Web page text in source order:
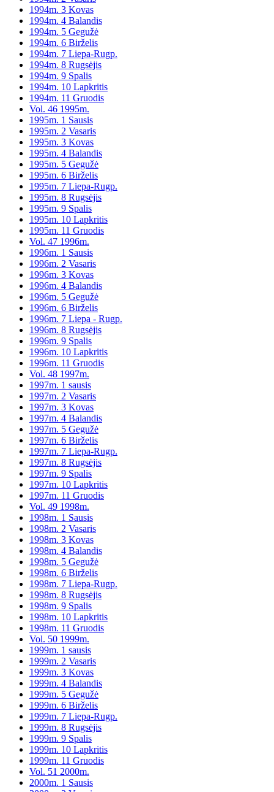
1994m. 3 Kovas
1994m. 4 Balandis
1994m. 5 Gegužė
1994m. 6 Birželis
1994m. 7 Liepa-Rugp.
1994m. 8 Rugsėjis
1994m. 9 Spalis
1994m. 10 Lapkritis
1994m. 11 Gruodis
Vol. 46 1995m.
1995m. 1 Sausis
1995m. 2 Vasaris
1995m. 3 Kovas
1995m. 4 Balandis
1995m. 5 Gegužė
1995m. 6 Birželis
1995m. 7 Liepa-Rugp.
1995m. 8 Rugsėjis
1995m. 9 Spalis
1995m. 10 Lapkritis
1995m. 11 Gruodis
Vol. 47 1996m.
1996m. 1 Sausis
1996m. 2 Vasaris
1996m. 3 Kovas
1996m. 4 Balandis
1996m. 5 Gegužė
1996m. 6 Birželis
1996m. 7 Liepa - Rugp.
1996m. 8 Rugsėjis
1996m. 9 Spalis
1996m. 10 Lapkritis
1996m. 11 Gruodis
Vol. 48 1997m.
1997m. 1 sausis
1997m. 2 Vasaris
1997m. 3 Kovas
1997m. 4 Balandis
1997m. 5 Gegužė
1997m. 6 Birželis
1997m. 7 Liepa-Rugp.
1997m. 8 Rugsėjis
1997m. 9 Spalis
1997m. 10 Lapkritis
1997m. 11 Gruodis
Vol. 49 1998m.
1998m. 1 Sausis
1998m. 2 Vasaris
1998m. 3 Kovas
1998m. 4 Balandis
1998m. 5 Gegužė
1998m. 6 Birželis
1998m. 7 Liepa-Rugp.
1998m. 8 Rugsėjis
1998m. 9 Spalis
1998m. 10 Lapkritis
1998m. 11 Gruodis
Vol. 50 1999m.
1999m. 1 sausis
1999m. 2 Vasaris
1999m. 3 Kovas
1999m. 4 Balandis
1999m. 5 Gegužė
1999m. 6 Birželis
1999m. 7 Liepa-Rugp.
1999m. 8 Rugsėjis
1999m. 9 Spalis
1999m. 10 Lapkritis
1999m. 11 Gruodis
Vol. 51 2000m.
2000m. 1 Sausis